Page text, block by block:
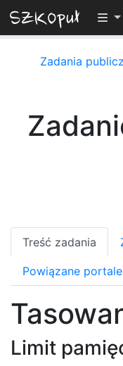
Zadania
Treść zadania
Powiązane portale
Limit